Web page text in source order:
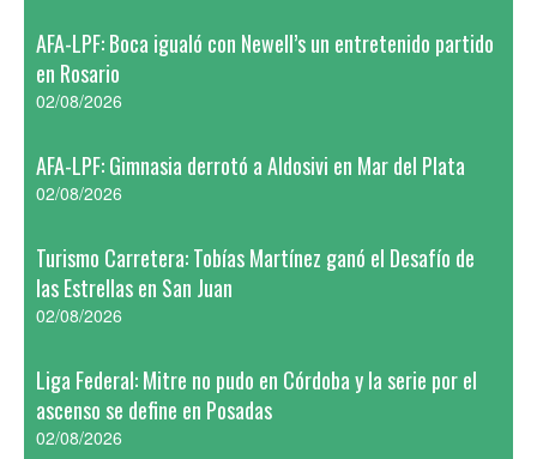
AFA-LPF: Boca igualó con Newell’s un entretenido partido
en Rosario
02/08/2026
AFA-LPF: Gimnasia derrotó a Aldosivi en Mar del Plata
02/08/2026
Turismo Carretera: Tobías Martínez ganó el Desafío de
las Estrellas en San Juan
02/08/2026
Liga Federal: Mitre no pudo en Córdoba y la serie por el
ascenso se define en Posadas
02/08/2026